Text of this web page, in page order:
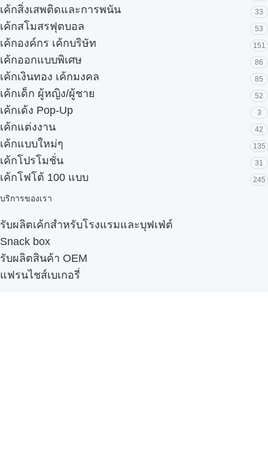
เค้กสิ่งเสพติดและการพนัน 33
เค้กสโมสรฟุตบอล 53
เค้กองค์กร เค้กบริษัท 151
เค้กออกแบบพิเศษ 86
เค้กเงินทอง เค้กมงคล 85
เค้กเด็ก ผู้หญิง/ผู้ชาย 52
เค้กเด้ง Pop-Up 3
เค้กแต่งงาน 42
เค้กแบบใหม่ๆ 135
เค้กโปรโมชั่น 31
เค้กโฟโต้ 100 แบบ 245
บริการของเรา
รับผลิตเค้กสำหรับโรงแรมและบุฟเฟ่ต์
Snack box
รับผลิตสินค้า OEM
แฟรนไชส์เบเกอรี่